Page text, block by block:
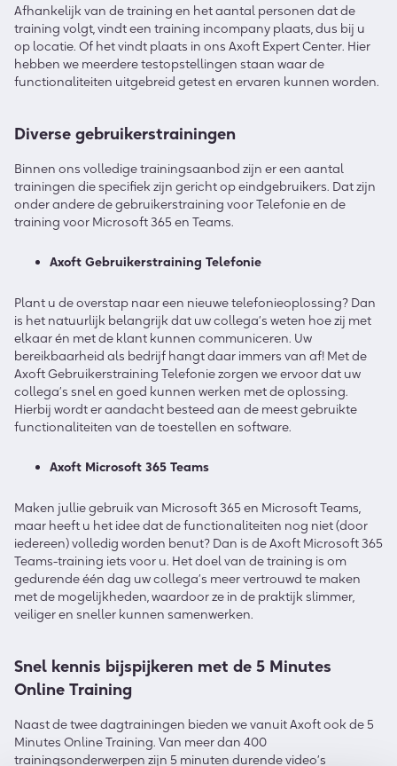
Afhankelijk van de training en het aantal personen dat de
training volgt, vindt een training incompany plaats, dus bij u
op locatie. Of het vindt plaats in ons Axoft Expert Center. Hier
hebben we meerdere testopstellingen staan waar de
functionaliteiten uitgebreid getest en ervaren kunnen worden.
Diverse gebruikerstrainingen
Binnen ons volledige trainingsaanbod zijn er een aantal
trainingen die specifiek zijn gericht op eindgebruikers. Dat zijn
onder andere de gebruikerstraining voor Telefonie en de
training voor Microsoft 365 en Teams.
Axoft Gebruikerstraining Telefonie
Plant u de overstap naar een nieuwe telefonieoplossing? Dan
is het natuurlijk belangrijk dat uw collega’s weten hoe zij met
elkaar én met de klant kunnen communiceren. Uw
bereikbaarheid als bedrijf hangt daar immers van af! Met de
Axoft Gebruikerstraining Telefonie zorgen we ervoor dat uw
collega’s snel en goed kunnen werken met de oplossing.
Hierbij wordt er aandacht besteed aan de meest gebruikte
functionaliteiten van de toestellen en software.
Axoft Microsoft 365 Teams
Maken jullie gebruik van Microsoft 365 en Microsoft Teams,
maar heeft u het idee dat de functionaliteiten nog niet (door
iedereen) volledig worden benut? Dan is de Axoft Microsoft 365
Teams-training iets voor u. Het doel van de training is om
gedurende één dag uw collega’s meer vertrouwd te maken
met de mogelijkheden, waardoor ze in de praktijk slimmer,
veiliger en sneller kunnen samenwerken.
Snel kennis bijspijkeren met de 5 Minutes
Online Training
Naast de twee dagtrainingen bieden we vanuit Axoft ook de 5
Minutes Online Training. Van meer dan 400
trainingsonderwerpen zijn 5 minuten durende video’s